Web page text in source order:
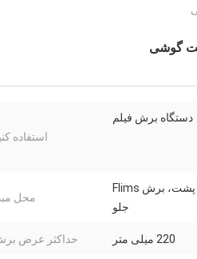
گوشی
دستگاه برش فیلم
استفاده
برش استیکر پوست پشت، برش Flims
جلو
محل
220 میلی متر حداکثر عرض